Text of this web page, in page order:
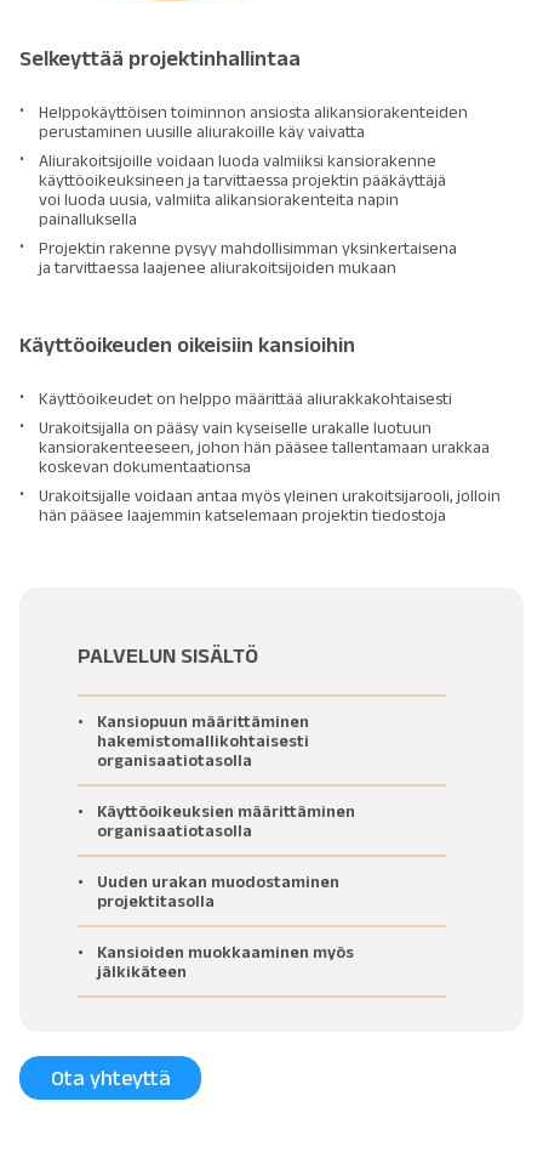
Selkeyttää projektinhallintaa
Helppokäyttöisen toiminnon ansiosta alikansiorakenteiden
perustaminen uusille aliurakoille käy vaivatta
Aliurakoitsijoille voidaan luoda valmiiksi kansiorakenne
käyttöoikeuksineen ja tarvittaessa projektin pääkäyttäjä
voi luoda uusia, valmiita alikansiorakenteita napin
painalluksella
Projektin rakenne pysyy mahdollisimman yksinkertaisena
ja tarvittaessa laajenee aliurakoitsijoiden mukaan
Käyttöoikeuden oikeisiin kansioihin
Käyttöoikeudet on helppo määrittää aliurakkakohtaisesti
Urakoitsijalla on pääsy vain kyseiselle urakalle luotuun
kansiorakenteeseen, johon hän pääsee tallentamaan urakkaa
koskevan dokumentaationsa
Urakoitsijalle voidaan antaa myös yleinen urakoitsijarooli, jolloin
hän pääsee laajemmin katselemaan projektin tiedostoja
PALVELUN SISÄLTÖ
Kansiopuun määrittäminen
hakemistomallikohtaisesti
organisaatiotasolla
Käyttöoikeuksien määrittäminen
organisaatiotasolla
Uuden urakan muodostaminen
projektitasolla
Kansioiden muokkaaminen myös
jälkikäteen
Ota yhteyttä